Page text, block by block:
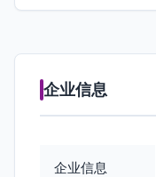
企业信息
企业信息